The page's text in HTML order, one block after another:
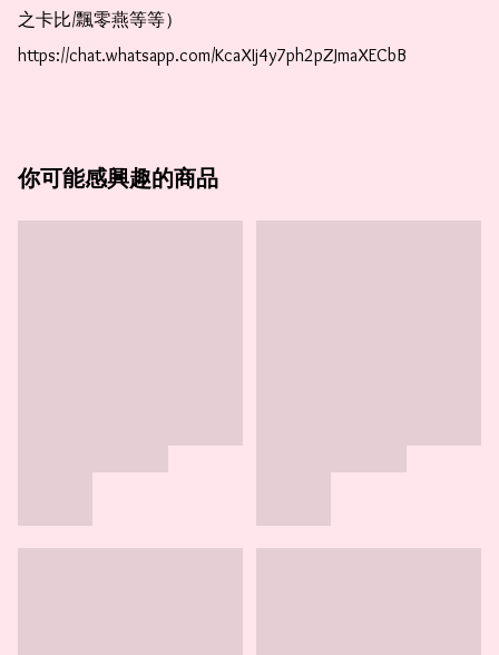
之卡比/飄零燕等等）
https://chat.whatsapp.com/KcaXIj4y7ph2pZJmaXECbB
你可能感興趣的商品